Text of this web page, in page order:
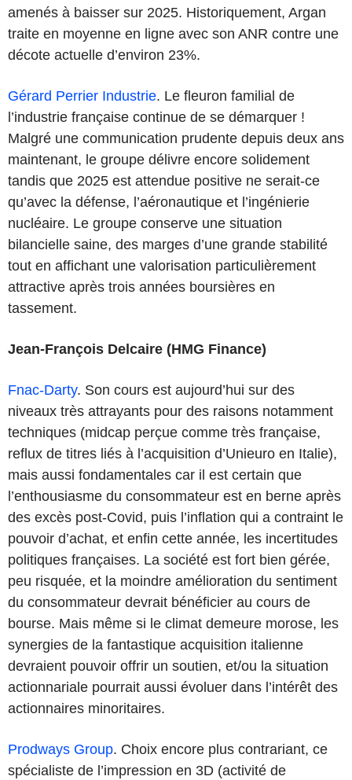
amenés à baisser sur 2025. Historiquement, Argan
traite en moyenne en ligne avec son ANR contre une
décote actuelle d’environ 23%.
Gérard Perrier Industrie. Le fleuron familial de
l’industrie française continue de se démarquer !
Malgré une communication prudente depuis deux ans
maintenant, le groupe délivre encore solidement
tandis que 2025 est attendue positive ne serait-ce
qu’avec la défense, l’aéronautique et l’ingénierie
nucléaire. Le groupe conserve une situation
bilancielle saine, des marges d’une grande stabilité
tout en affichant une valorisation particulièrement
attractive après trois années boursières en
tassement.
Jean-François Delcaire (HMG Finance)
Fnac-Darty. Son cours est aujourd’hui sur des
niveaux très attrayants pour des raisons notamment
techniques (midcap perçue comme très française,
reflux de titres liés à l’acquisition d’Unieuro en Italie),
mais aussi fondamentales car il est certain que
l’enthousiasme du consommateur est en berne après
des excès post-Covid, puis l’inflation qui a contraint le
pouvoir d’achat, et enfin cette année, les incertitudes
politiques françaises. La société est fort bien gérée,
peu risquée, et la moindre amélioration du sentiment
du consommateur devrait bénéficier au cours de
bourse. Mais même si le climat demeure morose, les
synergies de la fantastique acquisition italienne
devraient pouvoir offrir un soutien, et/ou la situation
actionnariale pourrait aussi évoluer dans l’intérêt des
actionnaires minoritaires.
Prodways Group. Choix encore plus contrariant, ce
spécialiste de l’impression en 3D (activité de